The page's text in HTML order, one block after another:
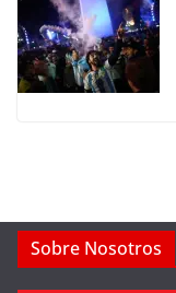
Sobre Nosotros